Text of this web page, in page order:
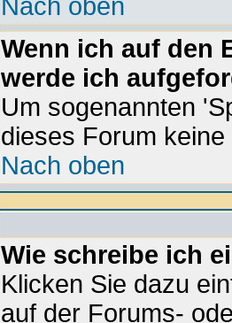
Nach oben
Wenn ich auf den
werde ich
Um sogenannten
dieses Forum
Nach oben
Wie schreibe ich
Klicken Sie dazu
auf der Forums-